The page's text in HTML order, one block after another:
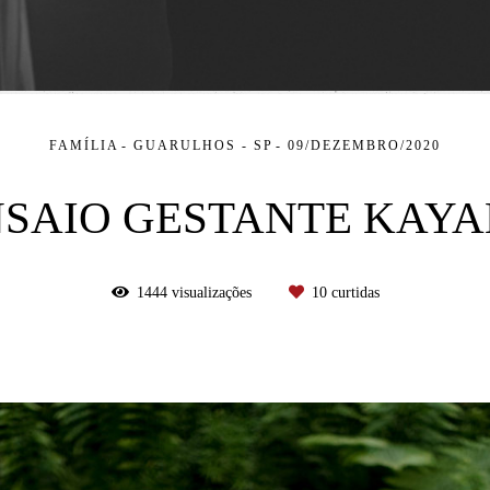
FAMÍLIA GUARULHOS - SP 09/DEZEMBRO/2020
GESTANTE
1444visualizações 10curtidas